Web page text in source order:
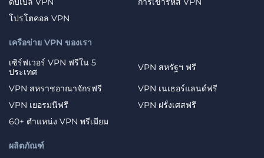
โปรโตคอล VPN
ผลิตภัณฑ์
เครือข่าย VPN ของเรา
เซิร์ฟเวอร์ VPN ฟรีใน 5
ประเทศ
VPN สหรัฐฯ ฟรี
VPN สหราชอาณาจักรฟรี
VPN เนเธอร์แลนด์ฟรี
VPN เยอรมนีฟรี
VPN ฝรั่งเศสฟรี
60+ ตำแหน่ง VPN พรีเมียม